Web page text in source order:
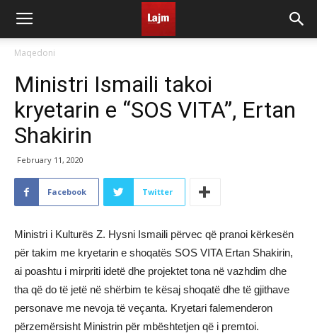
Maqedoni
Ministri Ismaili takoi
kryetarin e “SOS VITA”, Ertan
Shakirin
February 11, 2020
Facebook Twitter
Ministri i Kulturës Z. Hysni Ismaili përvec që pranoi kërkesën
për takim me kryetarin e shoqatës SOS VITA Ertan Shakirin,
ai poashtu i mirpriti idetë dhe projektet tona në vazhdim dhe
tha që do të jetë në shërbim te kësaj shoqatë dhe të gjithave
personave me nevoja të veçanta. Kryetari falemenderon
përzemërsisht Ministrin për mbështetjen që i premtoi.